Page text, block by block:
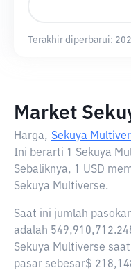
Terakhir diperbarui:
Market
Harga, Sekuya
Ini berarti 1 Sekuya
Sebaliknya, 1 USD
Sekuya Multiverse.
Saat ini jumlah
adalah
Sekuya Multiverse
pasar sebesar$